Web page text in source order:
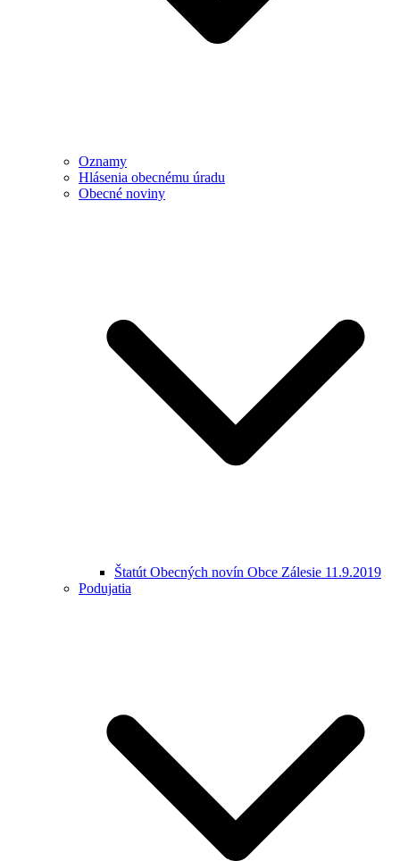
Oznamy
Hlásenia obecnému úradu
Obecné noviny
Štatút Obecných novín Obce Zálesie 11.9.2019
Podujatia